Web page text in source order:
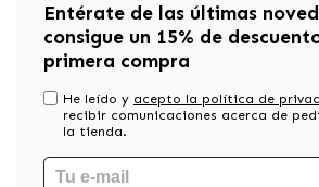
Entérate de las últimas
consigue un 15% de
primera compra
He leído y acepto la política de
recibir comunicaciones acerca de
la tienda.